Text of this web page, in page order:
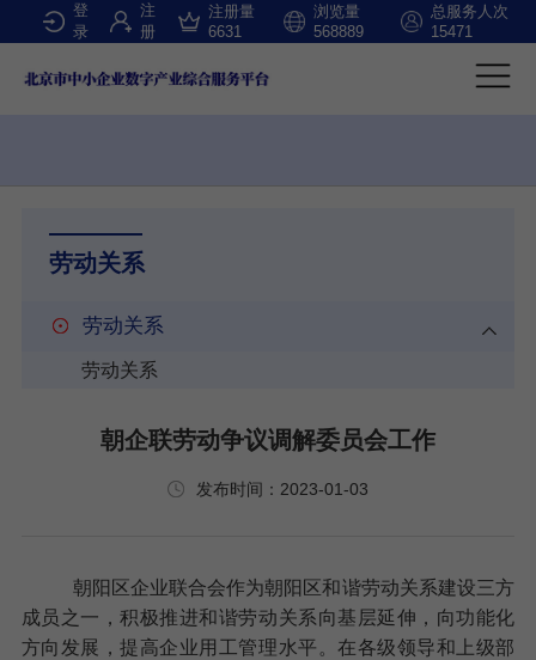
登
录
注
册
注册量
6631
浏览量
568889
总服务人次
15471
劳动关系
劳动关系
劳动关系
朝企联劳动争议调解委员会工作
发布时间：2023-01-03
朝阳区企业联合会作为朝阳区和谐劳动关系建设三方
成员之一，积极推进和谐劳动关系向基层延伸，向功能化
方向发展，提高企业用工管理水平。在各级领导和上级部